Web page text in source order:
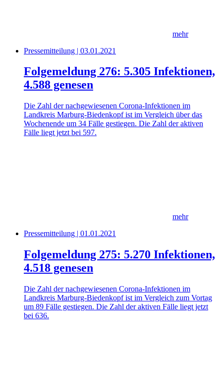
mehr
Pressemitteilung | 03.01.2021
Folgemeldung 276: 5.305 Infektionen,
4.588 genesen
Die Zahl der nachgewiesenen Corona-Infektionen im
Landkreis Marburg-Biedenkopf ist im Vergleich über das
Wochenende um 34 Fälle gestiegen. Die Zahl der aktiven
Fälle liegt jetzt bei 597.
mehr
Pressemitteilung | 01.01.2021
Folgemeldung 275: 5.270 Infektionen,
4.518 genesen
Die Zahl der nachgewiesenen Corona-Infektionen im
Landkreis Marburg-Biedenkopf ist im Vergleich zum Vortag
um 89 Fälle gestiegen. Die Zahl der aktiven Fälle liegt jetzt
bei 636.